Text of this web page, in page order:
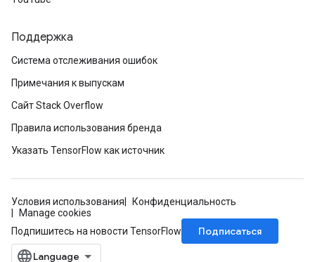
Поддержка
Система отслеживания ошибок
Примечания к выпускам
Сайт Stack Overflow
Правила использования бренда
Указать TensorFlow как источник
Условия использования
Конфиденциальность
Manage cookies
Подпишитесь на новости TensorFlow
Подписаться